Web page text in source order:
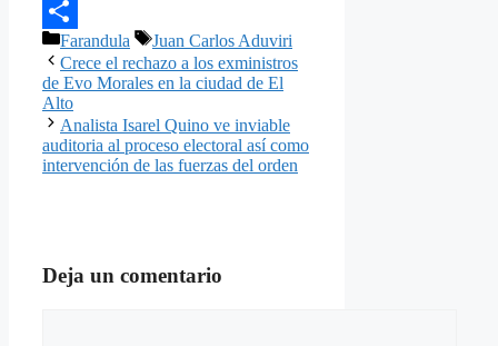
Email
Compartir
Categorías
Farandula Etiquetas
Juan Carlos Aduviri
Crece el rechazo a los exministros
de Evo Morales en la ciudad de El
Alto
Analista Isarel Quino ve inviable
auditoria al proceso electoral así como
intervención de las fuerzas del orden
Deja un comentario